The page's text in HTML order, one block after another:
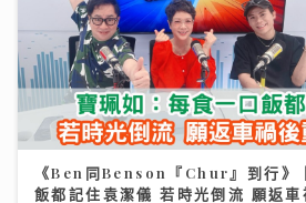
《Ben同Benson『Chur』到行》
飯都記住袁潔儀 若時光倒流 願返